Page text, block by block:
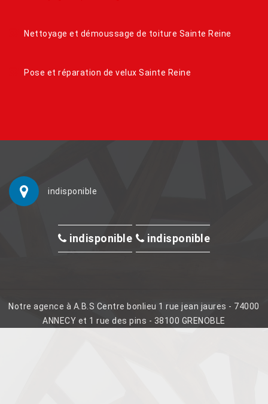
Nettoyage et démoussage de toiture Sainte Reine
Pose et réparation de velux Sainte Reine
indisponible
indisponible indisponible
Notre agence à A.B.S Centre bonlieu 1 rue jean jaures - 74000
ANNECY et 1 rue des pins - 38100 GRENOBLE